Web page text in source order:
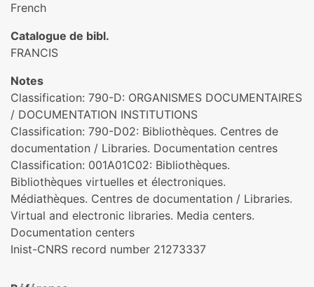
French
Catalogue de bibl.
FRANCIS
Notes
Classification: 790-D: ORGANISMES DOCUMENTAIRES
/ DOCUMENTATION INSTITUTIONS
Classification: 790-D02: Bibliothèques. Centres de
documentation / Libraries. Documentation centres
Classification: 001A01C02: Bibliothèques.
Bibliothèques virtuelles et électroniques.
Médiathèques. Centres de documentation / Libraries.
Virtual and electronic libraries. Media centers.
Documentation centers
Inist-CNRS record number 21273337